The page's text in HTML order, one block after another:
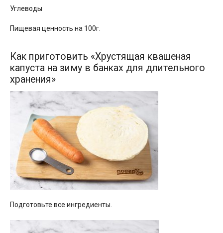
Углеводы
Пищевая ценность на 100г.
Как приготовить «Хрустящая квашеная
капуста на зиму в банках для длительного
хранения»
Подготовьте все ингредиенты.